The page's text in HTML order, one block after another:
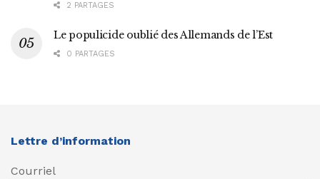
2 PARTAGES
Le populicide oublié des Allemands de l’Est
0 PARTAGES
Lettre d’information
Courriel